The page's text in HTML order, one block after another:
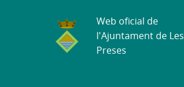
Web oficial de
l'Ajuntament de Les
Preses